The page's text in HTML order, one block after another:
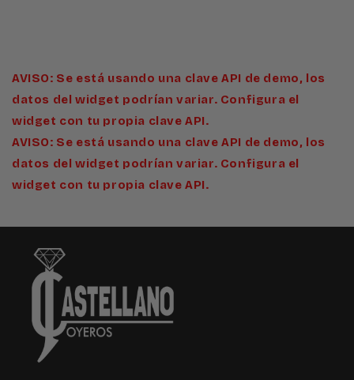
AVISO: Se está usando una clave API de demo, los
datos del widget podrían variar. Configura el
widget con tu propia clave API.
AVISO: Se está usando una clave API de demo, los
datos del widget podrían variar. Configura el
widget con tu propia clave API.